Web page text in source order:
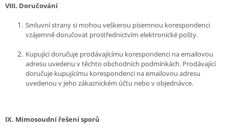
VIII. Doručování
Smluvní strany si mohou veškerou písemnou korespondenci
vzájemně doručovat prostřednictvím elektronické pošty.
Kupující doručuje prodávajícímu korespondenci na emailovou
adresu uvedenu v těchto obchodních podmínkách. Prodávající
doručuje kupujícímu korespondenci na emailovou adresu
uvedenou v jeho zákaznickém účtu nebo v objednávce.
IX. Mimosoudní řešení sporů